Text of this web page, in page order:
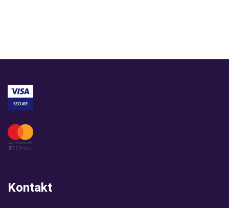
Kontakt